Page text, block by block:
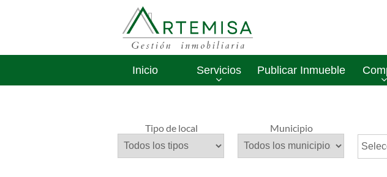
Inicio Servicios Publicar Inmueble
Tipo de local Municipio